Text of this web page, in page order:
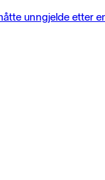
unngjelde etter